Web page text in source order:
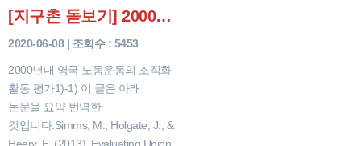
[지구촌 돋보기] 2000년대 영국 노동운동의 조직화 활동 평가
2020-06-08 | 조회수 : 5453
2000년대 영국 노동운동의 조직화
활동 평가1)-1) 이 글은 아래
논문을 요약 번역한
것입니다.Simms, M., Holgate, J., &